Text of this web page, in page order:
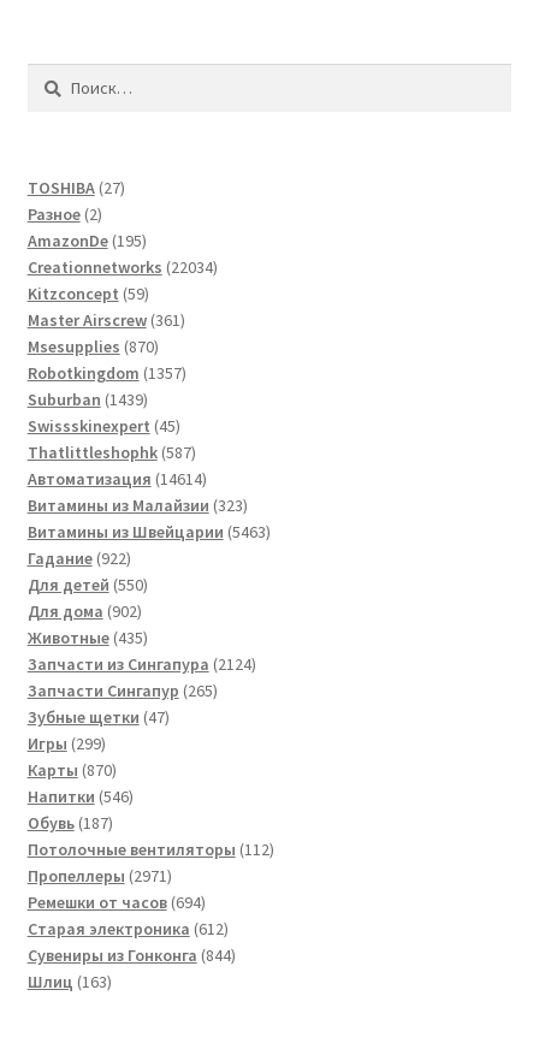
Найти:
TOSHIBA 2727
Разное 22
товара
AmazonDe 195195
товаров
Creationnetworks 2203422034
Kitzconcept 5959
товаров
Master Airscrew 361361
Msesupplies 870870
товаров
Robotkingdom 13571357
Suburban 14391439
товаров
Swissskinexpert 4545
товаров
Thatlittleshophk 587587
товаров
Автоматизация 1461414614
товаров
Витамины из Малайзии 323323
товара
Витамины из Швейцарии 54635463
Гадание 922922
товара
Для детей 550550
Для дома 902902
товара
Животные 435435
товаров
Запчасти из Сингапура 21242124
Запчасти Сингапур 265265
Зубные щетки 4747
Игры 299299
товаров
Карты 870870
товаров
Напитки 546546
Обувь 187187
товаров
Потолочные вентиляторы 112112
Пропеллеры 29712971
товар
Ремешки от часов 694694
товара
Старая электроника 612612
товаров
Сувениры из Гонконга 844844
Шлиц 163163